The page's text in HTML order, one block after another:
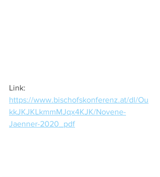
Link:
https://www.bischofskonferenz.at/dl/Ou
kkJKJKLkmmMJqx4KJK/Novene-
Jaenner-2020_pdf